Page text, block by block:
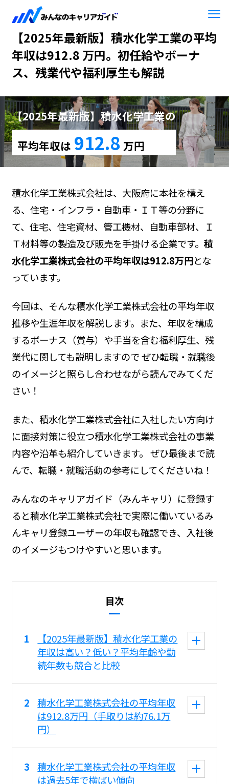
HOME 【2025年最新版】積水化学工業
【2025年最新版】積水化学工業の平均
年収は912.8 万円。初任給やボーナ
ス、残業代や福利厚生も解説
【2025年最新版】積水化学工業の
平均年収は 912.8 万円
積水化学工業株式会社は、大阪府に本社を構え
る、住宅・インフラ・自動車・ＩＴ等の分野に
て、住宅、住宅資材、管工機材、自動車部材、Ｉ
Ｔ材料等の製造及び販売を手掛ける企業です。 積
水化学工業株式会社の平均年収は912.8万円とな
っています。
今回は、そんな積水化学工業株式会社の平均年収
推移や生涯年収を解説します。また、年収を構成
するボーナス（賞与）や手当を含む福利厚生、残
業代に関しても説明しますので ぜひ転職・就職後
のイメージと照らし合わせながら読んでみてくだ
さい！
また、積水化学工業株式会社に入社したい方向け
に面接対策に役立つ積水化学工業株式会社の事業
内容や沿革も紹介していきます。 ぜひ最後まで読
んで、転職・就職活動の参考にしてくださいね！
みんなのキャリアガイド（みんキャリ）に登録す
ると積水化学工業株式会社で実際に働いているみ
んキャリ登録ユーザーの年収も確認でき、入社後
のイメージもつけやすいと思います。
目次
【2025年最新版】積水化学工業の
年収は高い？低い？平均年齢や勤
続年数も競合と比較
積水化学工業株式会社の平均年収
は912.8万円（手取りは約76.1万
円）
積水化学工業株式会社の平均年収
は過去5年で横ばい傾向